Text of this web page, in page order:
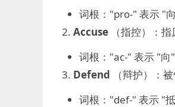
词根："pro-" 表示 "
Accuse（指控）：指
词根："ac-" 表示 "向
Defend （辩护）：
词根："def-" 表示 "